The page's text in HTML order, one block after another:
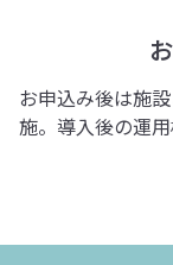
お申込み後は施
施。導入後の運